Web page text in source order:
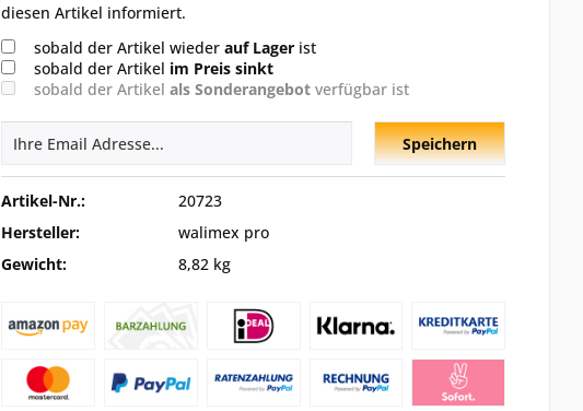
diesen Artikel informiert.
sobald der Artikel wieder auf Lagerist
sobald der Artikel im Preis sinkt
sobald der Artikel als Sonderangebotverfügbar ist
Speichern
Artikel-Nr.:
20723
Hersteller:
walimex pro
Gewicht:
8,82 kg